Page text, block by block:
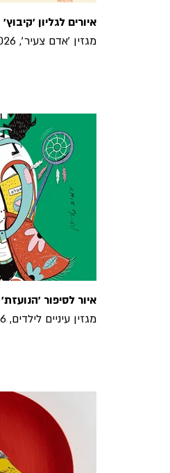
איורים לגליון ׳קיבוץ׳
מגזין ׳אדם צעיר׳, 2026
איור לסיפור
מגזין עיניים לילדים, 2026